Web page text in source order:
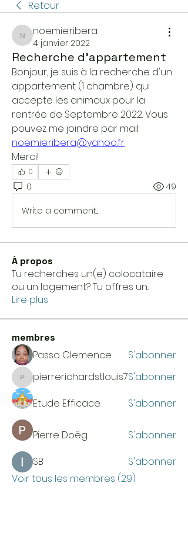
Retour
noemie.ribera
noemie.ribera
4 janvier 2022
Recherche d'appartement
Bonjour, je suis à la recherche d'un
appartement (1 chambre) qui
accepte les animaux pour la
rentrée de Septembre 2022. Vous
pouvez me joindre par mail:
noemie.ribera@yahoo.fr
Merci!
0
0 49
Write a comment...
À propos
Tu recherches un(e) colocataire
ou un logement? Tu offres un...
Lire plus
membres
Passo Clemence S'abonner
pierrerichardstlouis7
pierrerichardstlouis7S'abonner
Etude Efficace
S'abonner
Pierre Doëg
S'abonner
SB
S'abonner
Voir tous les membres (29)